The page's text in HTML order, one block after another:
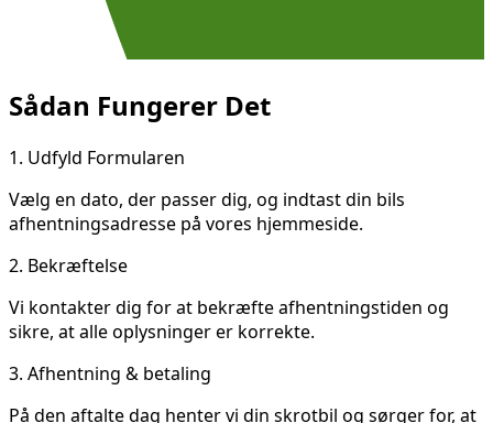
Sådan Fungerer Det
1. Udfyld Formularen
Vælg en dato, der passer dig, og indtast din bils
afhentningsadresse på vores hjemmeside.
2. Bekræftelse
Vi kontakter dig for at bekræfte afhentningstiden og
sikre, at alle oplysninger er korrekte.
3. Afhentning & betaling
På den aftalte dag henter vi din skrotbil og sørger for, at